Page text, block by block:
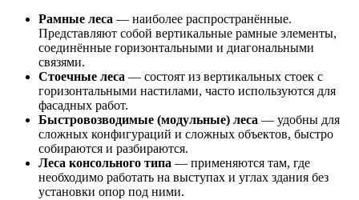
Рамные леса — наиболее распространённые.
Представляют собой вертикальные рамные элементы,
соединённые горизонтальными и диагональными
связями.
Стоечные леса — состоят из вертикальных стоек с
горизонтальными настилами, часто используются для
фасадных работ.
Быстровозводимые (модульные) леса — удобны для
сложных конфигураций и сложных объектов, быстро
собираются и разбираются.
Леса консольного типа — применяются там, где
необходимо работать на выступах и углах здания без
установки опор под ними.